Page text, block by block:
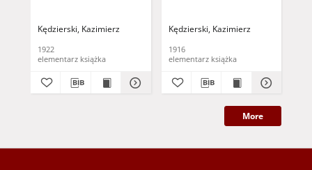
Kędzierski, Kazimierz
1922
elementarz książka
Kędzierski, Kazimierz
1916
elementarz książka
More